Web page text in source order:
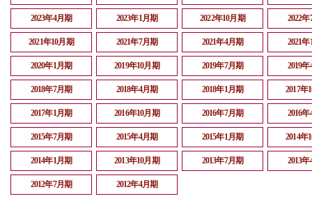
2023年4月期 2023年1月期 2022年10月期 2022
2021年10月期 2021年7月期 2021年4月期 2021
2020年1月期 2019年10月期 2019年7月期 2019
2018年7月期 2018年4月期 2018年1月期 2017年
2017年1月期 2016年10月期 2016年7月期 2016
2015年7月期 2015年4月期 2015年1月期 2014年
2014年1月期 2013年10月期 2013年7月期 2013
2012年7月期 2012年4月期